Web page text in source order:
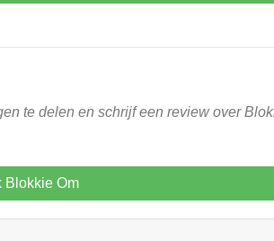
te delen en schrijf een review over
Blokkie Om